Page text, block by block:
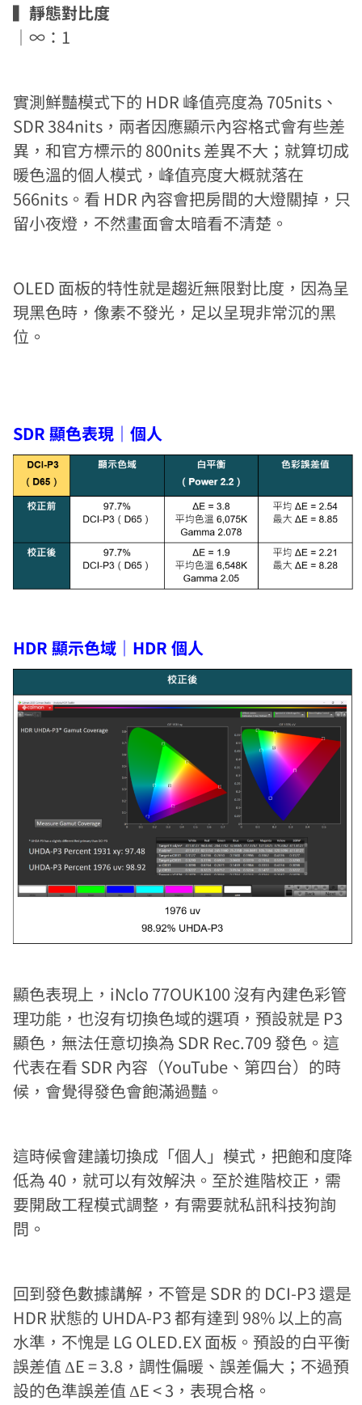
▍靜態對比度
｜∞：1
實測鮮豔模式下的 HDR 峰值亮度為 705nits、
SDR 384nits，兩者因應顯示內容格式會有些差
異，和官方標示的 800nits 差異不大；就算切成
暖色溫的個人模式，峰值亮度大概就落在
566nits。看 HDR 內容會把房間的大燈關掉 ，只
留小夜燈，不然畫面會太暗看不清楚。
OLED 面板的特性就是趨近無限對比度，因為呈
現黑色時，像素不發光，足以呈現非常沉的黑
位。
SDR 顯色表現｜個人
HDR 顯示色域｜HDR 個人
顯色表現上，iNclo 77OUK100 沒有內建色彩管
理功能，也沒有切換色域的選項，預設就是 P3
顯色，無法任意切換為 SDR Rec.709 發色。這
代表在看 SDR 內容（YouTube、第四台）的時
候，會覺得發色會飽滿過豔。
這時候會建議切換成「個人」模式，把飽和度降
低為 40，就可以有效解決。至於進階校正，需
要開啟工程模式調整，有需要就私訊科技狗詢
問。
回到發色數據講解，不管是 SDR 的 DCI-P3 還是
HDR 狀態的 UHDA-P3 都有達到 98% 以上的高
水準，不愧是 LG OLED.EX 面板。預設的白平衡
誤差值 ΔE = 3.8，調性偏暖、誤差偏大；不過預
設的色準誤差值 ΔE < 3，表現合格。